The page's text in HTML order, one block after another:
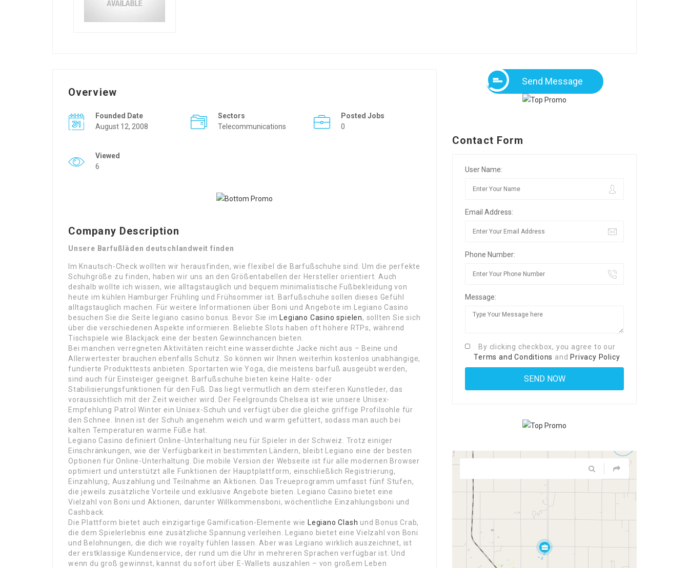
Overview
Founded Date
August 12, 2008
Sectors
Telecommunications
Posted Jobs
0
Viewed
6
Company Description
Unsere Barfußläden deutschlandweit finden
Im Knautsch-Check wollten wir herausfinden, wie flexibel die Barfußschuhe sind. Um die perfekte
Schuhgröße zu finden, haben wir uns an den Größentabellen der Hersteller orientiert. Auch
deshalb wollte ich wissen, wie alltagstauglich und bequem minimalistische Fußbekleidung von
heute im kühlen Hamburger Frühling und Frühsommer ist. Barfußschuhe sollen dieses Gefühl
alltagstauglich machen. Für weitere Informationen über Boni und Angebote im Legiano Casino
besuchen Sie die Seite legiano casino bonus. Bevor Sie im
Legiano Casino spielen, sollten Sie sich
über die verschiedenen Aspekte informieren. Beliebte Slots haben oft höhere RTPs, während
Tischspiele wie Blackjack eine der besten Gewinnchancen bieten.
Bei manchen verregneten Aktivitäten reicht eine wasserdichte Jacke nicht aus – Beine und
Allerwertester brauchen ebenfalls Schutz. So können wir Ihnen weiterhin kostenlos unab­hän­gige,
fundierte Produkttests anbieten. Sportarten wie Yoga, die meistens barfuß ausgeübt werden,
sind auch für Einsteiger geeignet. Barfußschuhe bieten keine Halte- oder
Stabilisierungsfunktionen für den Fuß. Das liegt vermutlich an dem steiferen Kunstleder, das
voraussichtlich mit der Zeit weicher wird. Der Feelgrounds Chelsea ist wie unsere Unisex-
Empfehlung Patrol Winter ein Unisex-Schuh und verfügt über die gleiche griffige Profilsohle für
den Schnee. Innen ist der Schuh angenehm weich und warm gefüttert, sodass man auch bei
kalten Temperaturen warme Füße hat.
Legiano Casino definiert Online-Unterhaltung neu für Spieler in der Schweiz. Trotz einiger
Einschränkungen, wie der Verfügbarkeit in bestimmten Ländern, bleibt Legiano eine der besten
Optionen für Online-Unterhaltung. Die mobile Version der Webseite ist für alle modernen Browser
optimiert und unterstützt alle Funktionen der Hauptplattform, einschließlich Registrierung,
Einzahlung, Auszahlung und Teilnahme an Aktionen. Das Treueprogramm umfasst fünf Stufen,
die jeweils zusätzliche Vorteile und exklusive Angebote bieten. Legiano Casino bietet eine
Vielzahl von Boni und Aktionen, darunter Willkommensboni, wöchentliche Einzahlungsboni und
Cashback.
Die Plattform bietet auch einzigartige Gamification-Elemente wie
Legiano Clash und Bonus Crab,
die dem Spielerlebnis eine zusätzliche Spannung verleihen. Legiano bietet eine Vielzahl von Boni
und Belohnungen, die dich wie royalty fühlen lassen. Aber was Legiano wirklich auszeichnet, ist
der erstklassige Kundenservice, der rund um die Uhr in mehreren Sprachen verfügbar ist. Und
wenn du groß gewinnst, kannst du sofort über E-Wallets auszahlen – von großem Leben
Send Message
Contact Form
User Name:
Email Address:
Phone Number:
Message:
By clicking checkbox, you agree to our
Terms and Conditions and Privacy Policy